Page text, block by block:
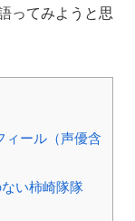
ってみようと思
ィール（声優含
い柿崎隊隊